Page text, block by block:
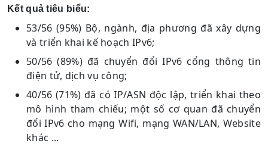
Kết quả tiêu biểu:
53/56 (95%) Bộ, ngành, địa phương đã xây dựng
và triển khai kế hoạch IPv6;
50/56 (89%) đã chuyển đổi IPv6 cổng thông tin
điện tử, dịch vụ công;
40/56 (71%) đã có IP/ASN độc lập, triển khai theo
mô hình tham chiếu; một số cơ quan đã chuyển
đổi IPv6 cho mạng Wifi, mạng WAN/LAN, Website
khác ...